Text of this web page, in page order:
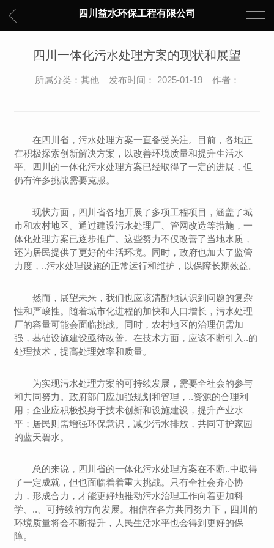
四川益水环保工程有限公司
四川一体化污水处理方案的现状和展望
所属分类：其他 发布时间： 2025-01-19 作者：
在四川省，污水处理方案一直备受关注。目前，各地正
在积极探索创新解决方案，以改善环境质量和提升生活水
平。四川的一体化污水处理方案已经取得了一定的进展，但
仍有许多挑战需要克服。
现状方面，四川省各地开展了多项工程项目，涵盖了城
市和农村地区。通过建设污水处理厂、管网改造等措施，一
体化处理方案已逐步推广。这些努力不仅改善了当地水质，
还为居民提供了更好的生活环境。同时，政府也加大了监管
力度，..污水处理设施的正常运行和维护，以保障长期效益。
然而，展望未来，我们也应该清醒地认识到问题的复杂
性和严峻性。随着城市化进程的加快和人口增长，污水处理
厂的容量可能会面临挑战。同时，农村地区的治理仍需加
强，基础设施建设亟待改善。在技术方面，应该不断引入..的
处理技术，提高处理效率和质量。
为实现污水处理方案的可持续发展，需要全社会的参与
和共同努力。政府部门应加强规划和管理，..资源的合理利
用；企业应积极投身于技术创新和设施建设，提升产业水
平；居民则需增强环保意识，减少污水排放，共同守护家园
的蓝天碧水。
总的来说，四川省的一体化污水处理方案在不断..中取得
了一定成就，但也面临着着重大挑战。只有全社会齐心协
力，形成合力，才能更好地推动污水治理工作向着更加科
学、..、可持续的方向发展。相信在各方共同努力下，四川的
环境质量将会不断提升，人民生活水平也会得到更好的保
障。